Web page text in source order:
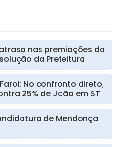
nas premiações da
da Prefeitura
No confronto direto,
25% de João em ST
de Mendonça